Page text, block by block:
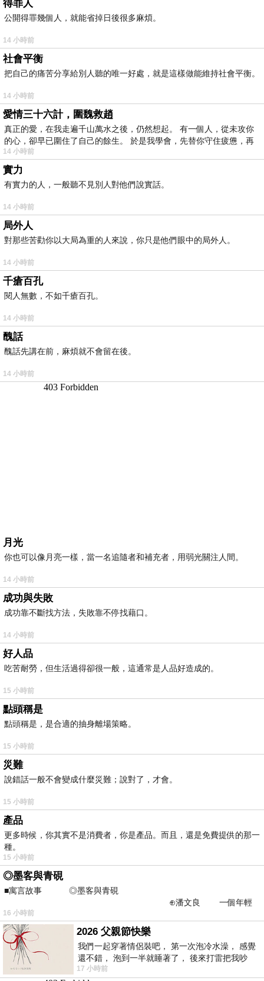
得罪人
公開得罪幾個人，就能省掉日後很多麻煩。
14 小時前
社會平衡
把自己的痛苦分享給別人聽的唯一好處，就是這樣做能維持社會平衡。
14 小時前
愛情三十六計，圍魏救趙
真正的愛，在我走遍千山萬水之後，仍然想起。 有一個人，從未攻你
的心，卻早已圍住了自己的餘生。 於是我學會，先替你守住疲憊，再
14 小時前
實力
有實力的人，一般聽不見別人對他們說實話。
14 小時前
局外人
對那些苦勸你以大局為重的人來說，你只是他們眼中的局外人。
14 小時前
千瘡百孔
閱人無數，不如千瘡百孔。
14 小時前
醜話
醜話先講在前，麻煩就不會留在後。
14 小時前
月光
你也可以像月亮一樣，當一名追隨者和補充者，用弱光關注人間。
14 小時前
成功與失敗
成功靠不斷找方法，失敗靠不停找藉口。
14 小時前
好人品
吃苦耐勞，但生活過得卻很一般，這通常是人品好造成的。
15 小時前
點頭稱是
點頭稱是，是合適的抽身離場策略。
15 小時前
災難
說錯話一般不會變成什麼災難；說對了，才會。
15 小時前
產品
更多時候，你其實不是消費者，你是產品。而且，還是免費提供的那一
種。
15 小時前
◎墨客與青硯
■寓言故事 ◎墨客與青硯
⊕潘文良 一個年輕
的墨客，在京城的古玩肆裡
16 小時前
2026 父親節快樂
我們一起穿著情侶裝吧， 第一次泡冷水澡， 感覺
還不錯， 泡到一半就睡著了， 後來打雷把我吵
醒， 手
17 小時前